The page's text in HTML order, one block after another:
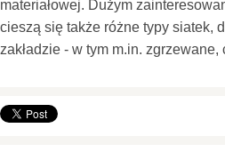
materiałowej. Dużym
cieszą się także różne typy siatek,
zakładzie - w tym m.in.